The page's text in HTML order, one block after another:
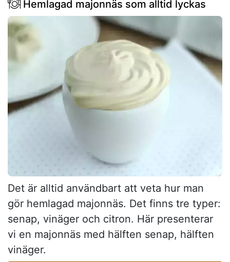
Hemlagad majonnäs som alltid lyckas
Det är alltid användbart att veta hur man
gör hemlagad majonnäs. Det finns tre typer:
senap, vinäger och citron. Här presenterar
vi en majonnäs med hälften senap, hälften
vinäger.